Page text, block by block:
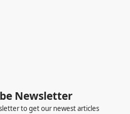
Newsletter
to get our newest articles